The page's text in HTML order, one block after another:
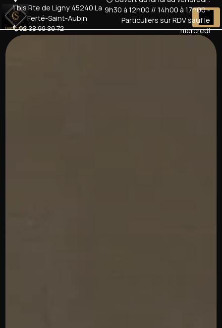
1 bis Rte de Ligny 45240 La
Ferté-Saint-Aubin
02 38 66 36 72
9h30 à 12h00 // 14h00 à 17h00 -
Particuliers sur RDV sauf le
mercredi
Panneau de gestion des cookies